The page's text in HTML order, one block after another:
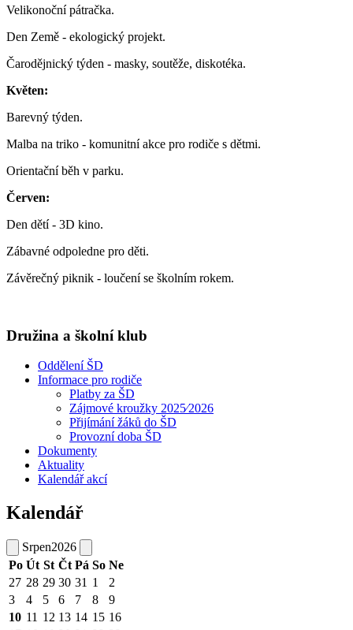
Velikonoční pátračka.
Den Země - ekologický projekt.
Čarodějnický týden - masky, soutěže, diskotéka.
Květen:
Barevný týden.
Malba na triko - komunitní akce pro rodiče s dětmi.
Orientační běh v parku.
Červen:
Den dětí - 3D kino.
Zábavné odpoledne pro děti.
Závěrečný piknik - loučení se školním rokem.
Družina a školní klub
Oddělení ŠD
Informace pro rodiče
Platby za ŠD
Zájmové kroužky 2025⁄2026
Přijímání žáků do ŠD
Provozní doba ŠD
Dokumenty
Aktuality
Kalendář akcí
Kalendář
Srpen2026
Po Út St Čt Pá So Ne
27 28 29 30 31 1
2
3
4 5 6 7 8
9
10 11 12 13 14 15 16